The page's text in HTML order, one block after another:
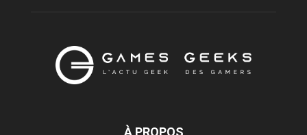
À PROPOS